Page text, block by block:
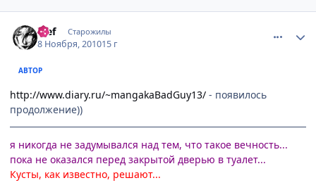
ђief Старожилы
8 Ноября, 201015 г
АВТОР
http://www.diary.ru/~mangakaBadGuy13/ - появилось
продолжение))
я никогда не задумывался над тем, что такое вечность...
пока не оказался перед закрытой дверью в туалет...
Кусты, как известно, решают...